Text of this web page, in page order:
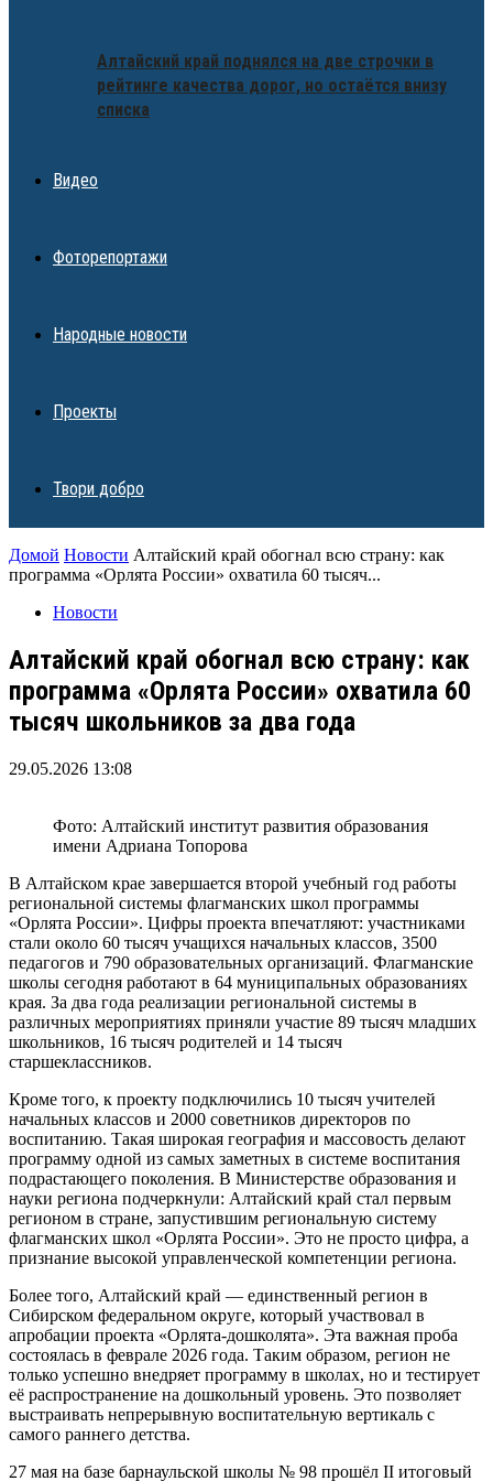
Алтайский край поднялся на две строчки в
рейтинге качества дорог, но остаётся внизу
списка
Видео
Фоторепортажи
Народные новости
Проекты
Твори добро
Домой Новости Алтайский край обогнал всю страну: как
программа «Орлята России» охватила 60 тысяч...
Новости
Алтайский край обогнал всю страну: как
программа «Орлята России» охватила 60
тысяч школьников за два года
29.05.2026 13:08
Фото: Алтайский институт развития образования
имени Адриана Топорова
В Алтайском крае завершается второй учебный год работы
региональной системы флагманских школ программы
«Орлята России». Цифры проекта впечатляют: участниками
стали около 60 тысяч учащихся начальных классов, 3500
педагогов и 790 образовательных организаций. Флагманские
школы сегодня работают в 64 муниципальных образованиях
края. За два года реализации региональной системы в
различных мероприятиях приняли участие 89 тысяч младших
школьников, 16 тысяч родителей и 14 тысяч
старшеклассников.
Кроме того, к проекту подключились 10 тысяч учителей
начальных классов и 2000 советников директоров по
воспитанию. Такая широкая география и массовость делают
программу одной из самых заметных в системе воспитания
подрастающего поколения. В Министерстве образования и
науки региона подчеркнули: Алтайский край стал первым
регионом в стране, запустившим региональную систему
флагманских школ «Орлята России». Это не просто цифра, а
признание высокой управленческой компетенции региона.
Более того, Алтайский край — единственный регион в
Сибирском федеральном округе, который участвовал в
апробации проекта «Орлята-дошколята». Эта важная проба
состоялась в феврале 2026 года. Таким образом, регион не
только успешно внедряет программу в школах, но и тестирует
её распространение на дошкольный уровень. Это позволяет
выстраивать непрерывную воспитательную вертикаль с
самого раннего детства.
27 мая на базе барнаульской школы № 98 прошёл II итоговый